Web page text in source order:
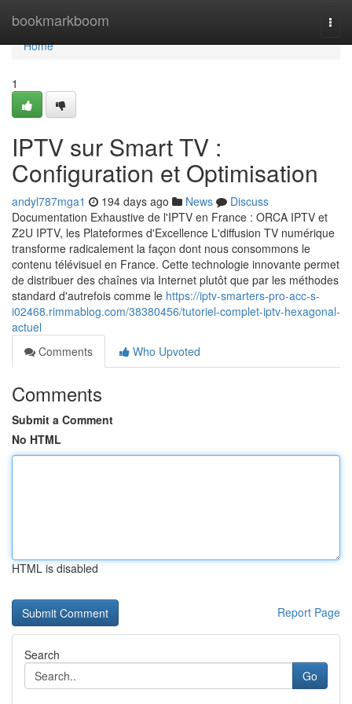
bookmarkboom
Home
Home
1
IPTV sur Smart TV :
Configuration et Optimisation
andyl787mga1 194 days ago News
Discuss
Documentation Exhaustive de l'IPTV en France : ORCA IPTV et
Z2U IPTV, les Plateformes d'Excellence L'diffusion TV numérique
transforme radicalement la façon dont nous consommons le
contenu télévisuel en France. Cette technologie innovante permet
de distribuer des chaînes via Internet plutôt que par les méthodes
standard d'autrefois comme le https://iptv-smarters-pro-acc-s-
i02468.rimmablog.com/38380456/tutoriel-complet-iptv-hexagonal-
actuel
Comments
Who Upvoted
Comments
Submit a Comment
No HTML
HTML is disabled
Report Page
Search
Go